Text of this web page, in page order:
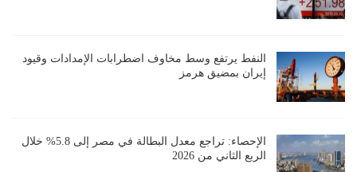
النفط يرتفع وسط مخاوف اضطرابات الإمدادات وقيود
إيران بمضيق هرمز
الإحصاء: تراجع معدل البطالة في مصر إلى 5.8% خلال
الربع الثاني من 2026